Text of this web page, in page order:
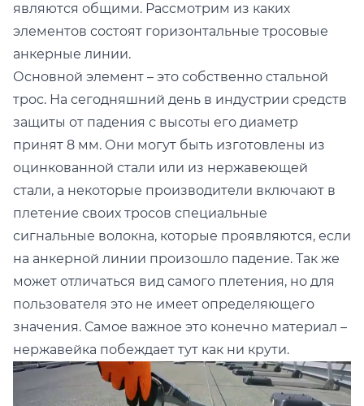
являются общими. Рассмотрим из каких
элементов состоят горизонтальные тросовые
анкерные линии.
Основной элемент – это собственно стальной
трос. На сегодняшний день в индустрии средств
защиты от падения с высоты его диаметр
принят 8 мм. Они могут быть изготовлены из
оцинкованной стали или из нержавеющей
стали, а некоторые производители включают в
плетение своих тросов специальные
сигнальные волокна, которые проявляются, если
на анкерной линии произошло падение. Так же
может отличаться вид самого плетения, но для
пользователя это не имеет определяющего
значения. Самое важное это конечно материал –
нержавейка побеждает тут как ни крути.